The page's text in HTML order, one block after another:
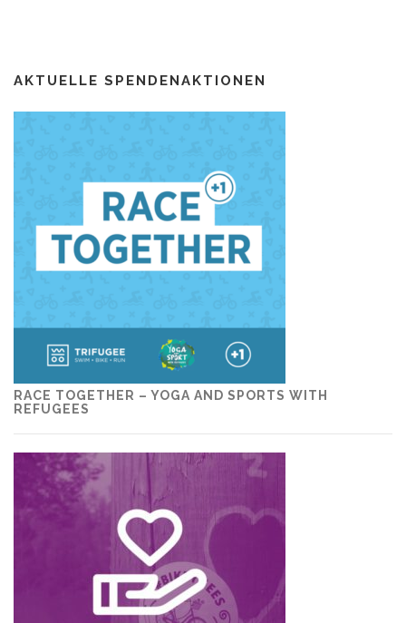
AKTUELLE SPENDENAKTIONEN
RACE TOGETHER – YOGA AND SPORTS WITH
REFUGEES